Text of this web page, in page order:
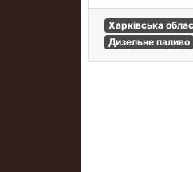
Харківська
Дизельне паливо